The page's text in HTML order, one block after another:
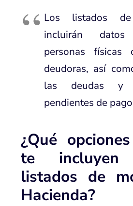
Los listados
incluirán
personas físicas
deudoras, así
las deudas y
pendientes de
¿Qué
te
listados de
Hacienda?